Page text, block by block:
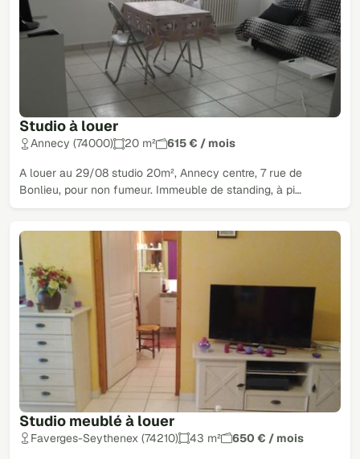
Studio à louer
Annecy (74000) 20 m² 615 € / mois
A louer au 29/08 studio 20m², Annecy centre, 7 rue de
Bonlieu, pour non fumeur. Immeuble de standing, à pi…
Studio meublé à louer
Faverges-Seythenex (74210) 43 m² 650 € / mois